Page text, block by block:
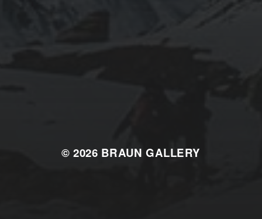
© 2026 BRAUN GALLERY